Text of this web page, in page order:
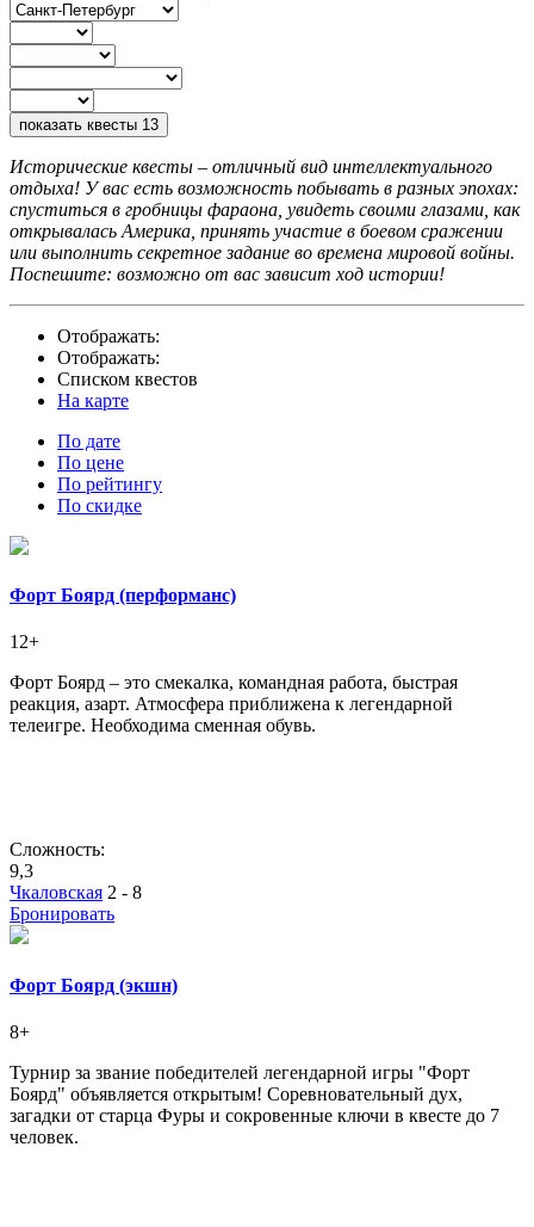
показать квесты 13
Исторические квесты – отличный вид интеллектуального
отдыха! У вас есть возможность побывать в разных эпохах:
спуститься в гробницы фараона, увидеть своими глазами, как
открывалась Америка, принять участие в боевом сражении
или выполнить секретное задание во времена мировой войны.
Поспешите: возможно от вас зависит ход истории!
Отображать:
Отображать:
Списком квестов
На карте
По дате
По цене
По рейтингу
По скидке
Форт Боярд (перформанс)
12+
Форт Боярд – это смекалка, командная работа, быстрая
реакция, азарт. Атмосфера приближена к легендарной
телеигре. Необходима сменная обувь.
Сложность:
9,3
Чкаловская 2 - 8
Бронировать
Форт Боярд (экшн)
8+
Турнир за звание победителей легендарной игры "Форт
Боярд" объявляется открытым! Соревновательный дух,
загадки от старца Фуры и сокровенные ключи в квесте до 7
человек.